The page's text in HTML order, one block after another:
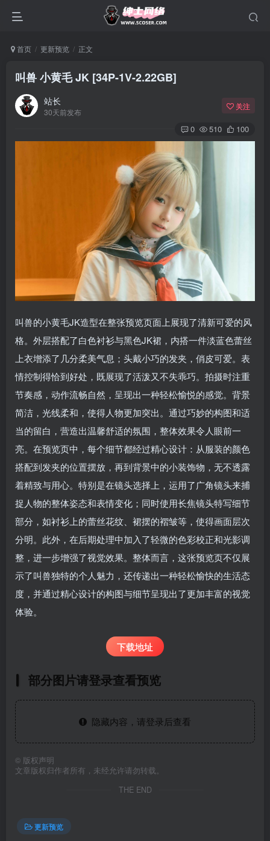
首页 更新预览 正文
叫兽 小黄毛 JK [34P-1V-2.22GB]
站长
30天前发布
关注
0 510 100
叫兽的小黄毛JK造型在整张预览页面上展现了清新可爱的风
格。外层搭配了白色衬衫与黑色JK裙，内搭一件淡蓝色蕾丝
上衣增添了几分柔美气息；头戴小巧的发夹，俏皮可爱。表
情控制得恰到好处，既展现了活泼又不失乖巧。拍摄时注重
节奏感，动作流畅自然，呈现出一种轻松愉悦的感觉。背景
简洁，光线柔和，使得人物更加突出。通过巧妙的构图和适
当的留白，营造出温馨舒适的氛围，整体效果令人眼前一
亮。在预览页中，每个细节都经过精心设计：从服装的颜色
搭配到发夹的位置摆放，再到背景中的小装饰物，无不透露
着精致与用心。特别是在镜头选择上，运用了广角镜头来捕
捉人物的整体姿态和表情变化；同时使用长焦镜头特写细节
部分，如衬衫上的蕾丝花纹、裙摆的褶皱等，使得画面层次
分明。此外，在后期处理中加入了轻微的色彩校正和光影调
整，进一步增强了视觉效果。整体而言，这张预览页不仅展
示了叫兽独特的个人魅力，还传递出一种轻松愉快的生活态
度，并通过精心设计的构图与细节呈现出了更加丰富的视觉
体验。
下载地址
部分图片请登录查看预览
隐藏内容，请登录后查看
© 版权声明
文章版权归作者所有，未经允许请勿转载。
THE END
更新预览